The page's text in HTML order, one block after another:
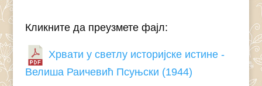
Кликните да преузмете фајл:
Хрвати у светлу историјске истине -
Велиша Раичевић Псуњски (1944)